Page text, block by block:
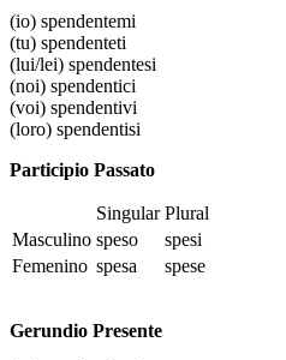
(io) spendentemi
(tu) spendenteti
(lui/lei) spendentesi
(noi) spendentici
(voi) spendentivi
(loro) spendentisi
Participio Passato
Singular Plural
Masculino speso
spesi
Femenino spesa spese
Gerundio Presente